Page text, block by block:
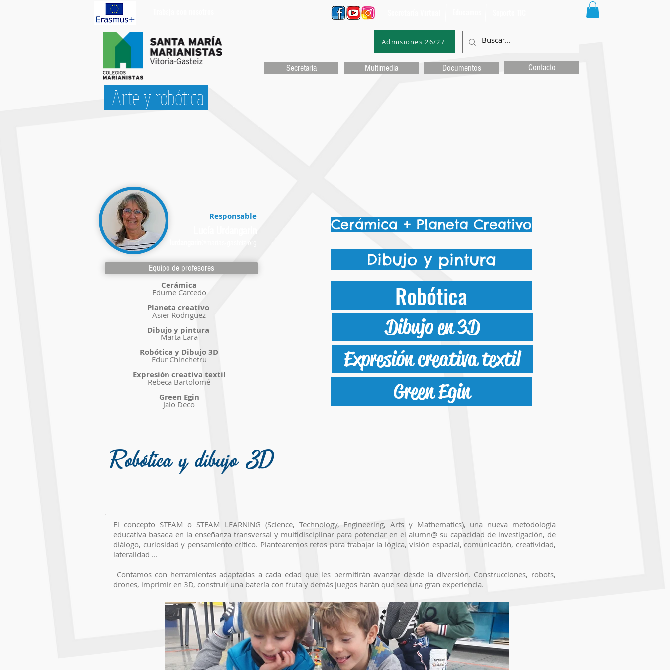
Admisiones 26/27
Secretaría Multimedia Documentos Contacto
El concepto STEAM o STEAM LEARNING (Science, Technology, Engineering, Arts y Mathematics), una nueva metodología
educativa basada en la enseñanza transversal y multidisciplinar para potenciar en el alumn@ su capacidad de investigación, de
diálogo, curiosidad y pensamiento crítico. Plantearemos retos para trabajar la lógica, visión espacial, comunicación, creatividad,
lateralidad ...
Contamos con herramientas adaptadas a cada edad que les permitirán avanzar desde la diversión. Construcciones, robots,
drones, imprimir en 3D, construir una batería con fruta y demás juegos harán que sea una gran experiencia.
Robótica y dibujo 3D
Arte y robótica
Equipo de profesores
Cerámica
Edurne Carcedo
Planeta creativo
Asier Rodriguez
Dibujo y pintura
Marta Lara
Robótica y Dibujo 3D
Edur Chinchetru
Expresión creativa textil
Rebeca Bartolomé
Green Egin
Jaio Deco
Responsable Cerámica + Planeta Creativo
Dibujo y pintura
Robótica
Dibujo en 3D
Expresión creativa textil
Green Egin